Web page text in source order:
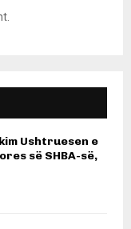
Ushtruesen e
së SHBA-së,